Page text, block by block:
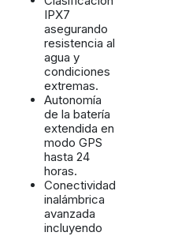
IPX7
asegurando
resistencia al
agua y
condiciones
extremas.
Autonomía
de la batería
extendida en
modo GPS
hasta 24
horas.
Conectividad
inalámbrica
avanzada
incluyendo